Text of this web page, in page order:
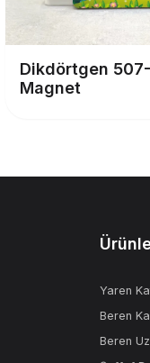
Dikdörtgen
Magnet
Yaren
Beren
Beren